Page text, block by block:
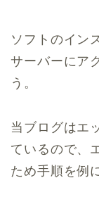
ソフトのイン
サーバーにア
う。
当ブログはエ
ているので、
ため手順を例